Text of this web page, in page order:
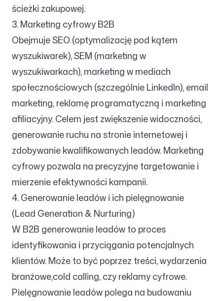
ścieżki zakupowej.
3. Marketing cyfrowy B2B
Obejmuje SEO (optymalizację pod kątem
wyszukiwarek), SEM (marketing w
wyszukiwarkach), marketing w mediach
społecznościowych (szczególnie LinkedIn), email
marketing, reklamę programatyczną i marketing
afiliacyjny. Celem jest zwiększenie widoczności,
generowanie ruchu na stronie internetowej i
zdobywanie kwalifikowanych leadów. Marketing
cyfrowy pozwala na precyzyjne targetowanie i
mierzenie efektywności kampanii.
4. Generowanie leadów i ich pielęgnowanie
(Lead Generation & Nurturing)
W B2B generowanie leadów to proces
identyfikowania i przyciągania potencjalnych
klientów. Może to być poprzez treści, wydarzenia
branżowe,cold calling, czy reklamy cyfrowe.
Pielęgnowanie leadów polega na budowaniu